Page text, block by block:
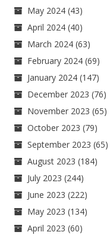
May 2024 (43)
April 2024 (40)
March 2024 (63)
February 2024 (69)
January 2024 (147)
December 2023 (76)
November 2023 (65)
October 2023 (79)
September 2023 (65)
August 2023 (184)
July 2023 (244)
June 2023 (222)
May 2023 (134)
April 2023 (60)